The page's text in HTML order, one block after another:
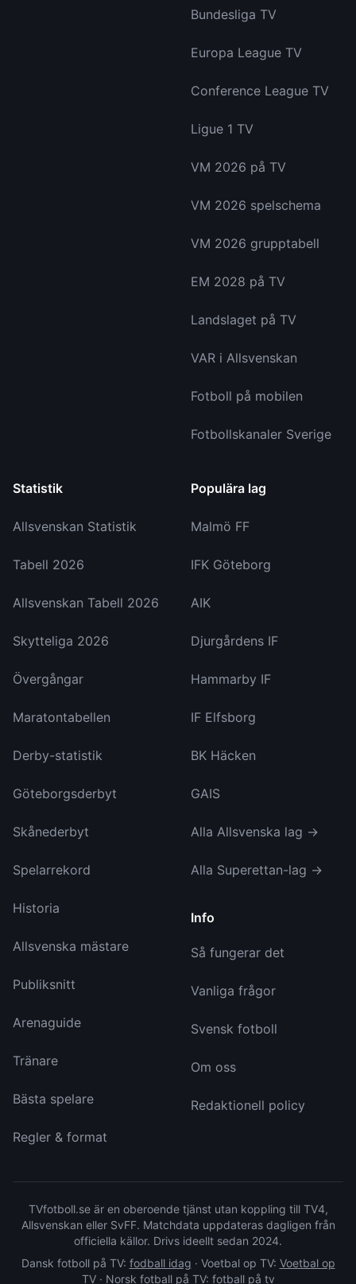
Bundesliga TV
Europa League TV
Conference League TV
Ligue 1 TV
VM 2026 på TV
VM 2026 spelschema
VM 2026 grupptabell
EM 2028 på TV
Landslaget på TV
VAR i Allsvenskan
Fotboll på mobilen
Fotbollskanaler Sverige
Statistik
Allsvenskan Statistik
Tabell 2026
Allsvenskan Tabell 2026
Skytteliga 2026
Övergångar
Maratontabellen
Derby-statistik
Göteborgsderbyt
Skånederbyt
Spelarrekord
Historia
Allsvenska mästare
Publiksnitt
Arenaguide
Tränare
Bästa spelare
Regler & format
Populära lag
Malmö FF
IFK Göteborg
AIK
Djurgårdens IF
Hammarby IF
IF Elfsborg
BK Häcken
GAIS
Alla Allsvenska lag →
Alla Superettan-lag →
Info
Så fungerar det
Vanliga frågor
Svensk fotboll
Om oss
Redaktionell policy
TVfotboll.se är en oberoende tjänst utan koppling till TV4,
Allsvenskan eller SvFF. Matchdata uppdateras dagligen från
officiella källor. Drivs ideellt sedan 2024.
Dansk fotboll på TV: fodball idag · Voetbal op TV: Voetbal op
TV· Norsk fotball på TV: fotball på tv